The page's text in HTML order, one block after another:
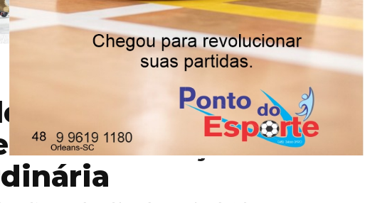
aprovam Projeto
e Indicações